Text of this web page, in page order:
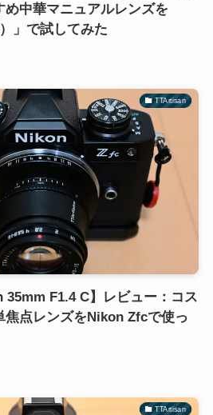
め中華マニュアルレンズを
」で試してみた
TTArtisan
35mm F1.4 C】レビュー：コス
焦点レンズをNikon Zfcで使っ
TTArtisan